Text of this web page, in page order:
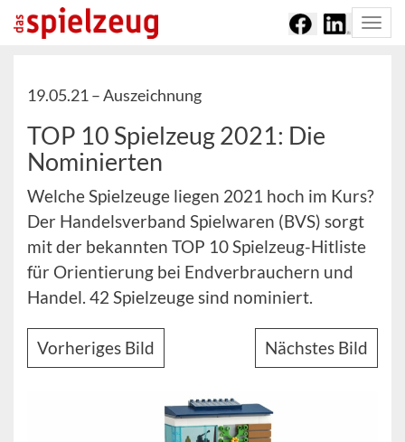
19.05.21 –Auszeichnung
TOP 10 Spielzeug 2021: Die
Nominierten
Welche Spielzeuge liegen 2021 hoch im Kurs?
Der Handelsverband Spielwaren (BVS) sorgt
mit der bekannten TOP 10 Spielzeug-Hitliste
für Orientierung bei Endverbrauchern und
Handel. 42 Spielzeuge sind nominiert.
Vorheriges Bild Nächstes Bild